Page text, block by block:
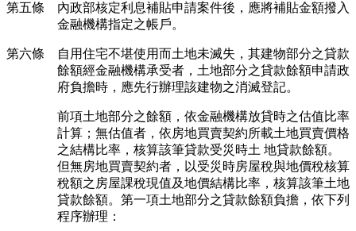
第五條 內政部核定利息補貼申請案件後，應將補貼金額撥入
金融機構指定之帳戶。
第六條 自用住宅不堪使用而土地未滅失，其建物部分之貸款
餘額經金融機構承受者，土地部分之貸款餘額申請政
府負擔時，應先行辦理該建物之消滅登記。
前項土地部分之餘額，依金融機構放貸時之估值比率
計算；無估值者，依房地買賣契約所載土地買賣價格
之結構比率，核算該筆貸款受災時土 地貸款餘額。
但無房地買賣契約者，以受災時房屋稅與地價稅核算
稅額之房屋課稅現值及地價結構比率，核算該筆土地
貸款餘額。第一項土地部分之貸款餘額負擔，依下列
程序辦理：